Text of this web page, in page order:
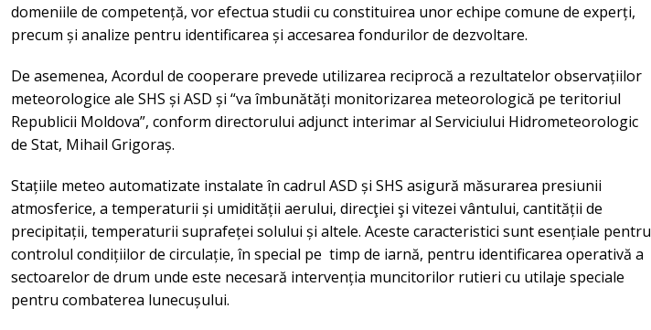
domeniile de competență, vor efectua studii cu constituirea unor echipe comune de experți,
precum și analize pentru identificarea și accesarea fondurilor de dezvoltare.
De asemenea, Acordul de cooperare prevede utilizarea reciprocă a rezultatelor observațiilor
meteorologice ale SHS și ASD și “va îmbunătăți monitorizarea meteorologică pe teritoriul
Republicii Moldova”, conform directorului adjunct interimar al Serviciului Hidrometeorologic
de Stat, Mihail Grigoraș.
Stațiile meteo automatizate instalate în cadrul ASD și SHS asigură măsurarea presiunii
atmosferice, a temperaturii și umidității aerului, direcţiei şi vitezei vântului, cantității de
precipitații, temperaturii suprafeței solului și altele. Aceste caracteristici sunt esențiale pentru
controlul condițiilor de circulație, în special pe timp de iarnă, pentru identificarea operativă a
sectoarelor de drum unde este necesară intervenția muncitorilor rutieri cu utilaje speciale
pentru combaterea lunecușului.